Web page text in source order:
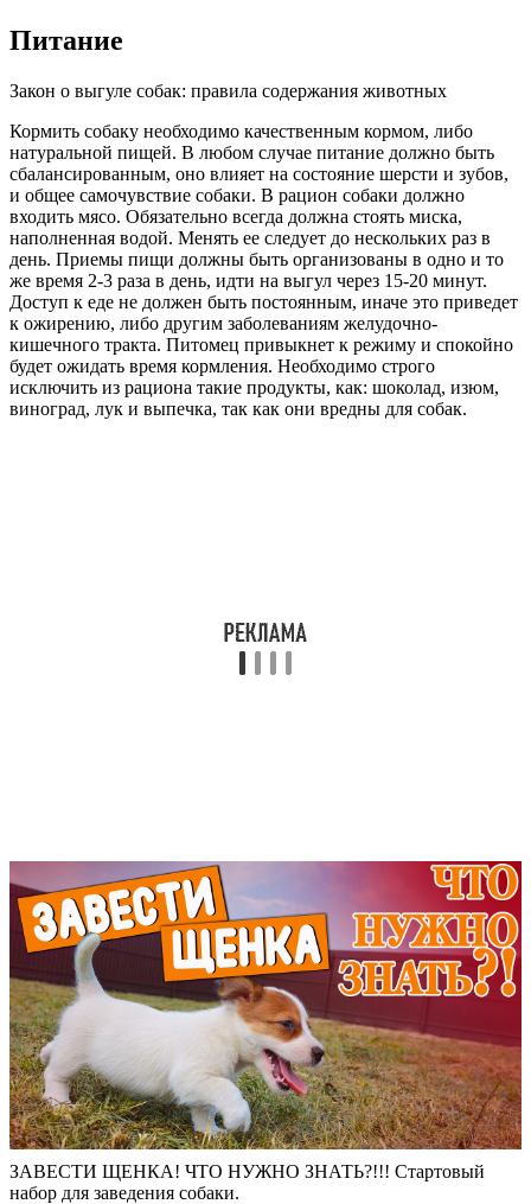
Питание
Закон о выгуле собак: правила содержания животных
Кормить собаку необходимо качественным кормом, либо
натуральной пищей. В любом случае питание должно быть
сбалансированным, оно влияет на состояние шерсти и зубов,
и общее самочувствие собаки. В рацион собаки должно
входить мясо. Обязательно всегда должна стоять миска,
наполненная водой. Менять ее следует до нескольких раз в
день. Приемы пищи должны быть организованы в одно и то
же время 2-3 раза в день, идти на выгул через 15-20 минут.
Доступ к еде не должен быть постоянным, иначе это приведет
к ожирению, либо другим заболеваниям желудочно-
кишечного тракта. Питомец привыкнет к режиму и спокойно
будет ожидать время кормления. Необходимо строго
исключить из рациона такие продукты, как: шоколад, изюм,
виноград, лук и выпечка, так как они вредны для собак.
ЗАВЕСТИ ЩЕНКА! ЧТО НУЖНО ЗНАТЬ?!!! Стартовый
набор для заведения собаки.